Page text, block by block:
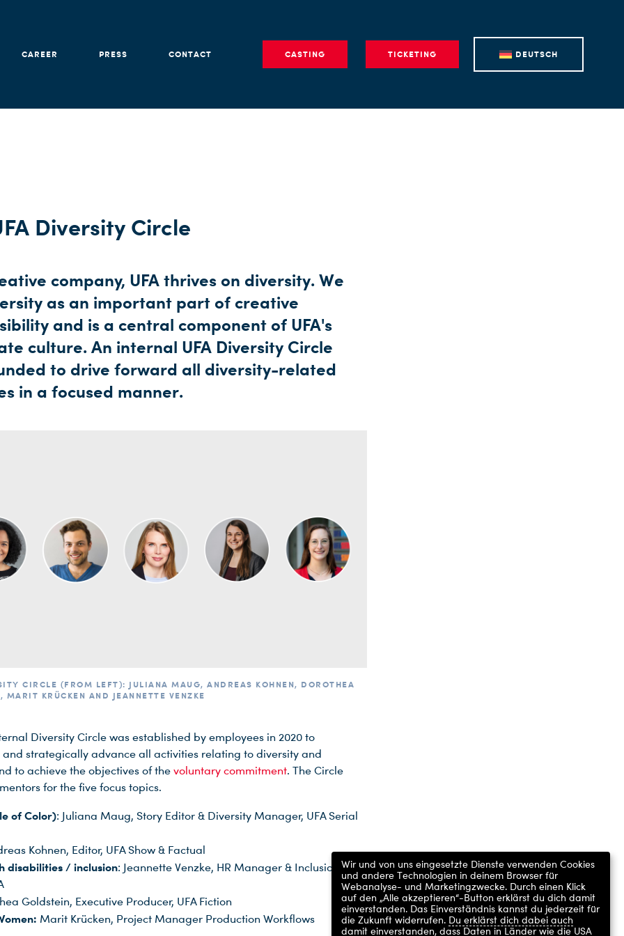
CAREER PRESS CONTACT CASTING TICKETING DEUTSCH
Diversity Circle
company, UFA thrives on diversity. We
as an important part of creative
and is a central component of UFA's
culture. An internal UFA Diversity Circle
to drive forward all diversity-related
in a focused manner.
CIRCLE (FROM LEFT): JULIANA MAUG, ANDREAS KOHNEN, DOROTHEA
MARIT KRÜCKEN AND JEANNETTE VENZKE
Diversity Circle was established by employees in 2020 to
strategically advance all activities relating to diversity and
to achieve the objectives of the voluntary commitment. The Circle
for the five focus topics.
of Color): Juliana Maug, Story Editor & Diversity Manager, UFA Serial
Kohnen, Editor, UFA Show & Factual
disabilities / inclusion: Jeannette Venzke, HR Manager & Inclusion
Goldstein, Executive Producer, UFA Fiction
Marit Krücken, Project Manager Production Workflows
Wir und von uns eingesetzte Dienste verwenden Cookies
und andere Technologien in deinem Browser für
Webanalyse- und Marketingzwecke. Durch einen Klick
auf den „Alle akzeptieren“-Button erklärst du dich damit
einverstanden. Das Einverständnis kannst du jederzeit für
die Zukunft widerrufen. Du erklärst dich dabei auch
damit einverstanden, dass Daten in Länder wie die USA